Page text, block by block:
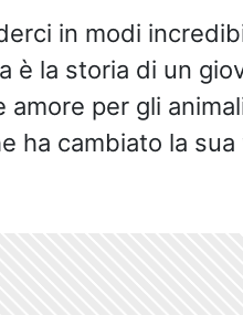
in modi
è la storia di un
per gli
ha cambiato la